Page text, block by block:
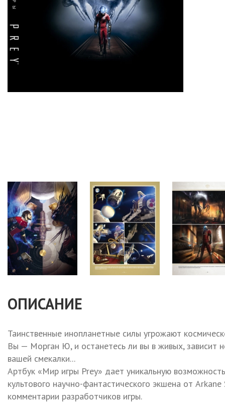
ОПИСАНИЕ
Таинственные инопланетные силы угрожают
Вы — Морган Ю, и останетесь ли вы в живых, зависит
вашей смекалки...
Артбук «Мир игры Prey» дает уникальную
культового научно-фантастического экшена от
комментарии разработчиков игры.